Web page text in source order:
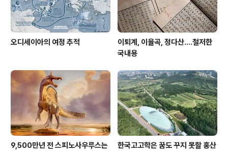
오디세이아의 여정 추적
이퇴계, 이율곡, 정다산....철저한
국내용
9,500만년 전 스피노사우루스는
한국고고학은 꿈도 꾸지 못할 홍산